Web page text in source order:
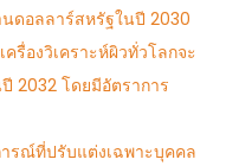
ดอลลาร์สหรัฐในปี 2030
ครื่องวิเคราะห์ผิวทั่วโลกจะ
2032 โดยมีอัตราการ
รณ์ที่ปรับแต่งเฉพาะบุคคล